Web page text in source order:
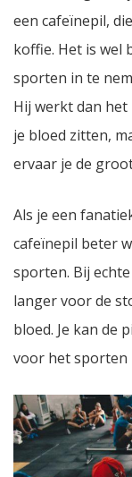
een cafeïnepil,
koffie. Het is wel
sporten in te
Hij werkt dan
je bloed zitten,
ervaar je de
Als je een
cafeïnepil beter
sporten. Bij
langer voor de
bloed. Je kan de
voor het sporten